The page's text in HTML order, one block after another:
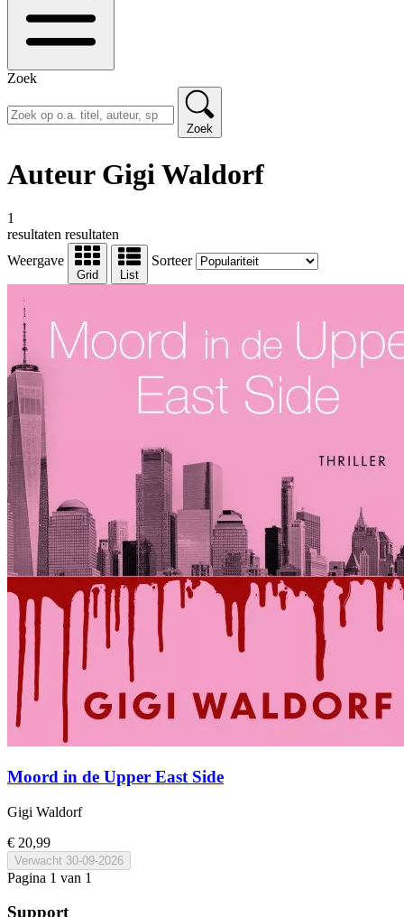
Zoek
Zoek
Auteur Gigi Waldorf
1
resultaten resultaten
Weergave
Grid List
Sorteer
Moord in de Upper East Side
Gigi Waldorf
€ 20,99
Verwacht 30-09-2026
Pagina 1 van 1
Support